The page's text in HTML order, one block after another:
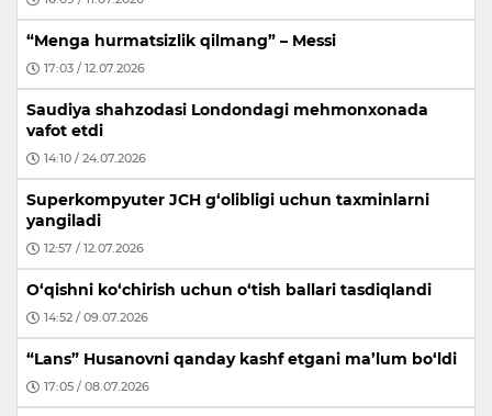
“Menga hurmatsizlik qilmang” – Messi
17:03 / 12.07.2026
Saudiya shahzodasi Londondagi mehmonxonada
vafot etdi
14:10 / 24.07.2026
Superkompyuter JCH g‘olibligi uchun taxminlarni
yangiladi
12:57 / 12.07.2026
O‘qishni ko‘chirish uchun o‘tish ballari tasdiqlandi
14:52 / 09.07.2026
“Lans” Husanovni qanday kashf etgani ma’lum bo‘ldi
17:05 / 08.07.2026